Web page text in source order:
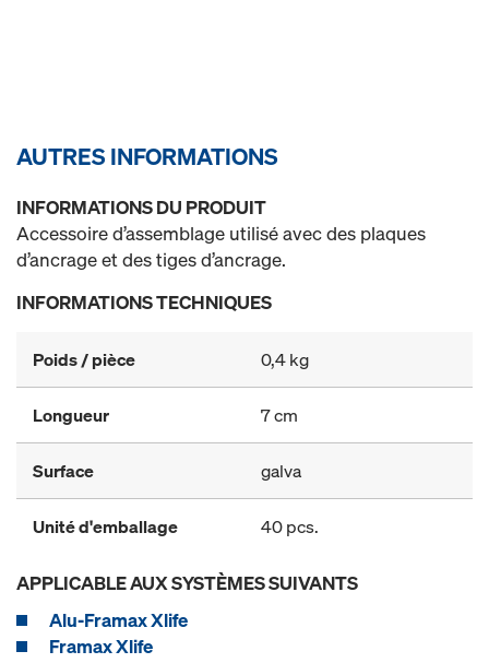
AUTRES INFORMATIONS
INFORMATIONS DU PRODUIT
Accessoire d’assemblage utilisé avec des plaques
d’ancrage et des tiges d’ancrage.
INFORMATIONS TECHNIQUES
Poids / pièce 0,4 kg
Longueur 7 cm
Surface galva
Unité d'emballage 40 pcs.
APPLICABLE AUX SYSTÈMES SUIVANTS
Alu-Framax Xlife
Framax Xlife